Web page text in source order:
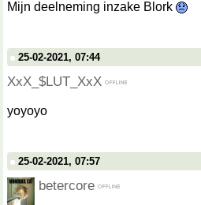
Mijn deelneming inzake Blork
25-02-2021, 07:44
XxX_$LUT_XxX
yoyoyo
25-02-2021, 07:57
betercore